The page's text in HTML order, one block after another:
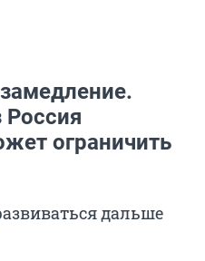
Россия
ограничить
дальше